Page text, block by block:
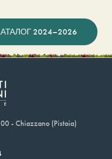
2024–2026
- Chiazzano (Pistoia)